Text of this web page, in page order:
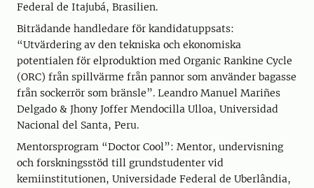
Federal de Itajubá, Brasilien.
Biträdande handledare för kandidatuppsats:
“Utvärdering av den tekniska och ekonomiska
potentialen för elproduktion med Organic Rankine Cycle
(ORC) från spillvärme från pannor som använder bagasse
från sockerrör som bränsle”. Leandro Manuel Mariñes
Delgado & Jhony Joffer Mendocilla Ulloa, Universidad
Nacional del Santa, Peru.
Mentorsprogram “Doctor Cool”: Mentor, undervisning
och forskningsstöd till grundstudenter vid
kemiinstitutionen, Universidade Federal de Uberlândia,